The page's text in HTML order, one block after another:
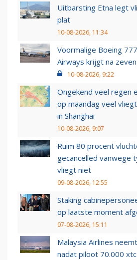
Uitbarsting Etna legt
plat
10-08-2026, 11:34
Voormalige Boeing
Airways krijgt na
10-08-2026, 9:22
Ongekend veel regen
op maandag veel
in Shanghai
10-08-2026, 9:07
Ruim 80 procent
gecancelled vanwege
vliegt niet
09-08-2026, 12:55
Staking
op laatste moment
07-08-2026, 15:11
Malaysia Airlines
nadat piloot 70.000